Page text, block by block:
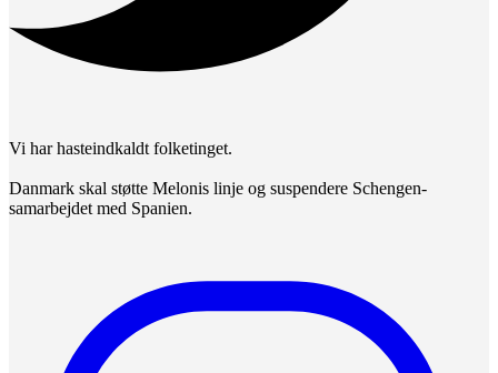
Vi har hasteindkaldt folketinget.
Danmark skal støtte Melonis linje og suspendere Schengen-
samarbejdet med Spanien.